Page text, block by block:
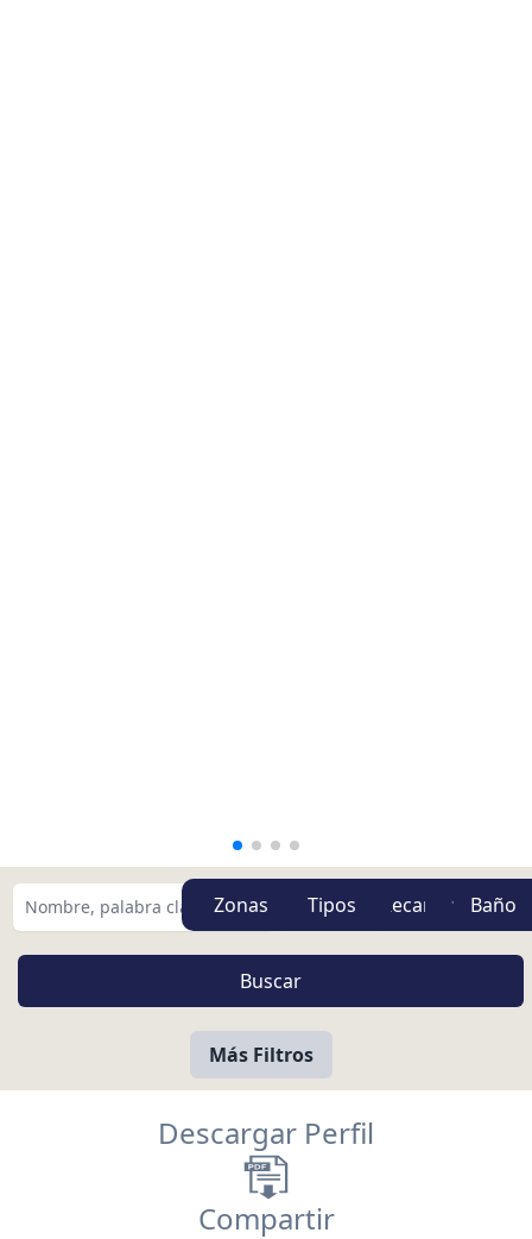
Zonas Tipos
Más Filtros
Descargar Perfil
Compartir